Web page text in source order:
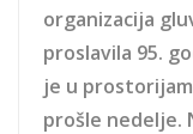
organizacija
proslavila 95.
je u
prošle nedelje.